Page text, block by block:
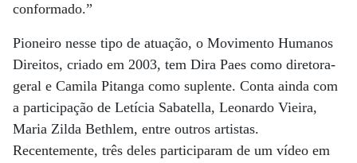
conformado.”
Pioneiro nesse tipo de atuação, o Movimento Humanos
Direitos, criado em 2003, tem Dira Paes como diretora-
geral e Camila Pitanga como suplente. Conta ainda com
a participação de Letícia Sabatella, Leonardo Vieira,
Maria Zilda Bethlem, entre outros artistas.
Recentemente, três deles participaram de um vídeo em